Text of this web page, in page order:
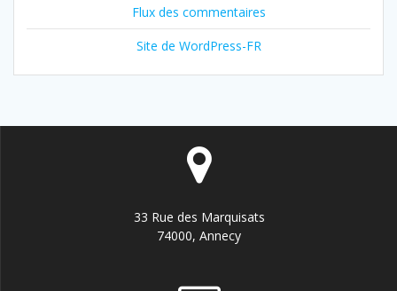
Flux des commentaires
Site de WordPress-FR
33 Rue des Marquisats
74000, Annecy